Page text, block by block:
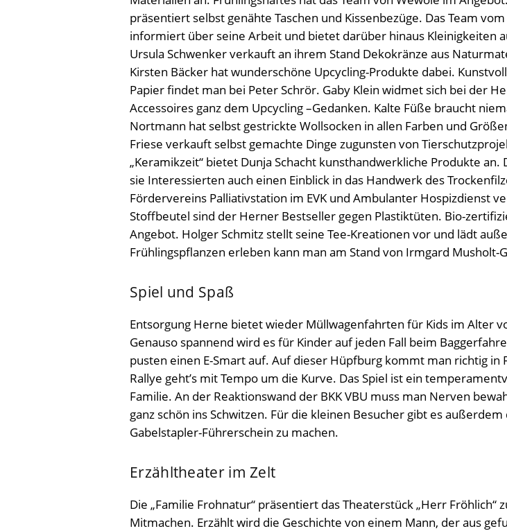
präsentiert selbst genähte Taschen und Kissenbezüge. Das Team
informiert über seine Arbeit und bietet darüber hinaus Kleinigkeiten
Ursula Schwenker verkauft an ihrem Stand Dekokränze aus
Kirsten Bäcker hat wunderschöne Upcycling-Produkte dabei.
Papier findet man bei Peter Schrör. Gaby Klein widmet sich bei der
Accessoires ganz dem Upcycling –Gedanken. Kalte Füße braucht
Nortmann hat selbst gestrickte Wollsocken in allen Farben und
Friese verkauft selbst gemachte Dinge zugunsten von
„Keramikzeit“ bietet Dunja Schacht kunsthandwerkliche Produkte
sie Interessierten auch einen Einblick in das Handwerk des
Fördervereins Palliativstation im EVK und Ambulanter Hospizdienst
Stoffbeutel sind der Herner Bestseller gegen Plastiktüten. Bio-
Angebot. Holger Schmitz stellt seine Tee-Kreationen vor und lädt
Frühlingspflanzen erleben kann man am Stand von Irmgard Musholt-
Spiel und Spaß
Entsorgung Herne bietet wieder Müllwagenfahrten für Kids im Alter
Genauso spannend wird es für Kinder auf jeden Fall beim
pusten einen E-Smart auf. Auf dieser Hüpfburg kommt man richtig in
Rallye geht’s mit Tempo um die Kurve. Das Spiel ist ein
Familie. An der Reaktionswand der BKK VBU muss man Nerven
ganz schön ins Schwitzen. Für die kleinen Besucher gibt es
Gabelstapler-Führerschein zu machen.
Erzähltheater im Zelt
Die „Familie Frohnatur“ präsentiert das Theaterstück „Herr Fröhlich“
Mitmachen. Erzählt wird die Geschichte von einem Mann, der aus